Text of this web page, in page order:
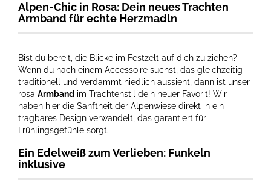
Alpen-Chic in Rosa: Dein neues Trachten
Armband für echte Herzmadln
Bist du bereit, die Blicke im Festzelt auf dich zu ziehen?
Wenn du nach einem Accessoire suchst, das gleichzeitig
traditionell und verdammt niedlich aussieht, dann ist unser
rosa Armband im Trachtenstil dein neuer Favorit! Wir
haben hier die Sanftheit der Alpenwiese direkt in ein
tragbares Design verwandelt, das garantiert für
Frühlingsgefühle sorgt.
Ein Edelweiß zum Verlieben: Funkeln
inklusive